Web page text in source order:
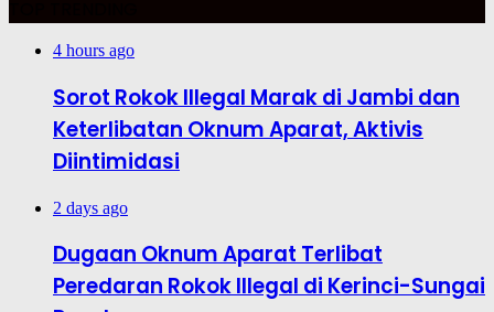
4 hours ago
Sorot Rokok Illegal Marak di Jambi dan
Keterlibatan Oknum Aparat, Aktivis
Diintimidasi
2 days ago
Dugaan Oknum Aparat Terlibat
Peredaran Rokok Illegal di Kerinci-Sungai